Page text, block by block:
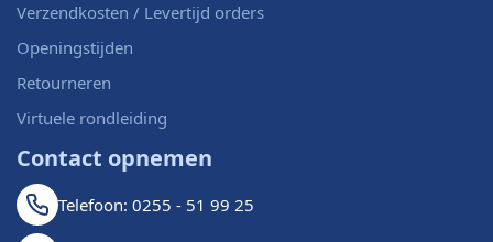
Verzendkosten / Levertijd orders
Openingstijden
Retourneren
Virtuele rondleiding
Contact opnemen
Telefoon: 0255 - 51 99 25